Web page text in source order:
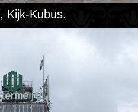
Kijk-Kubus.